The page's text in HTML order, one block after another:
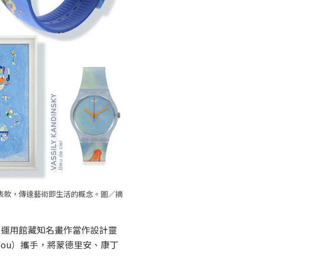
，傳達藝術即生活的概念。圖／摘
用館藏知名畫作當作設計靈
）攜手，將蒙德里安、康丁